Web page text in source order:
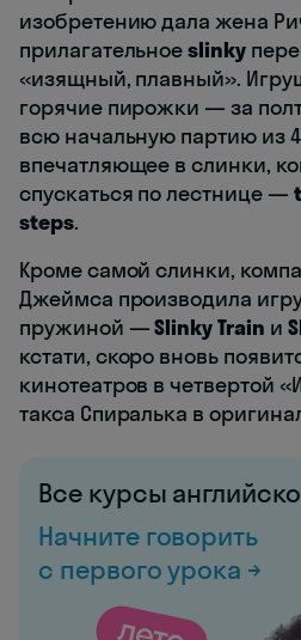
изобретению дала жена
прилагательноеslinky
«изящный, плавный».
горячие пирожки — за
всю начальную партию из
впечатляющее в слинки,
спускаться по лестнице —
steps.
Кроме самой слинки,
Джеймса производила
пружиной —Slinky Train и
кстати, скоро вновь
кинотеатров в четвертой
такса Спиралька в
Все курсы
Начните говорить
с первого урока →